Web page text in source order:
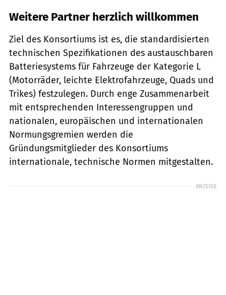
Weitere Partner herzlich willkommen
Ziel des Konsortiums ist es, die standardisierten
technischen Spezifikationen des austauschbaren
Batteriesystems für Fahrzeuge der Kategorie L
(Motorräder, leichte Elektrofahrzeuge, Quads und
Trikes) festzulegen. Durch enge Zusammenarbeit
mit entsprechenden Interessengruppen und
nationalen, europäischen und internationalen
Normungsgremien werden die
Gründungsmitglieder des Konsortiums
internationale, technische Normen mitgestalten.
ANZEIGE